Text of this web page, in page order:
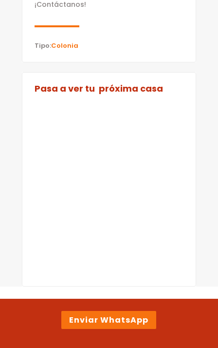
¡Contáctanos!
Tipo:Colonia
Pasa a ver tu próxima casa
Enviar WhatsApp